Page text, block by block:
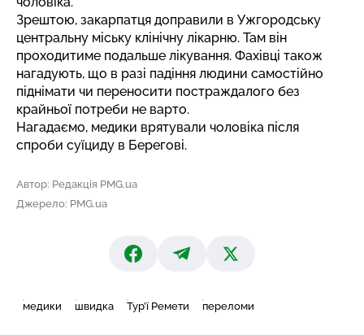
Зрештою, закарпатця доправили в Ужгородську
центральну міську клінічну лікарню. Там він
проходитиме подальше лікування. Фахівці також
нагадують, що в разі падіння людини самостійно
піднімати чи переносити постраждалого без
крайньої потреби не варто.
Нагадаємо, медики врятували чоловіка після
спроби суїциду в Берегові.
Автор: Редакція PMG.ua
Джерело: PMG.ua
медики швидка Тур’ї Ремети переломи